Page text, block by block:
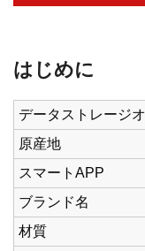
はじめに
データストレージ
原産地
スマートAPP
ブランド名
材質